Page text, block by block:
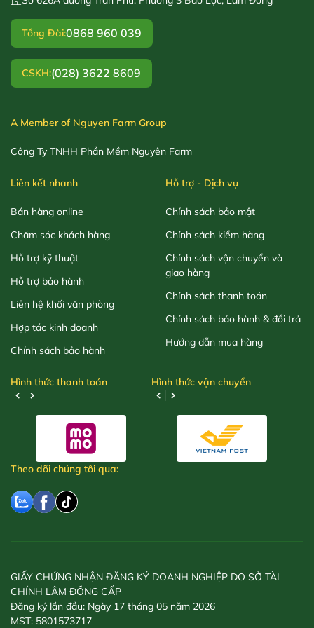
Tổng Đài:0868 960 039
CSKH:(028) 3622 8609
A Member of Nguyen Farm Group
Công Ty TNHH Phần Mềm Nguyên Farm
Liên kết nhanh
Bán hàng online
Chăm sóc khách hàng
Hỗ trợ kỹ thuật
Hỗ trợ bảo hành
Liên hệ khối văn phòng
Hợp tác kinh doanh
Chính sách bảo hành
Hỗ trợ - Dịch vụ
Chính sách bảo mật
Chính sách kiểm hàng
Chính sách vận chuyển và
giao hàng
Chính sách thanh toán
Chính sách bảo hành & đổi trả
Hướng dẫn mua hàng
Hình thức thanh toán Hình thức vận chuyển
Theo dõi chúng tôi qua:
GIẤY CHỨNG NHẬN ĐĂNG KÝ DOANH NGHIỆP DO SỞ TÀI
CHÍNH LÂM ĐỒNG CẤP
Đăng ký lần đầu: Ngày 17 tháng 05 năm 2026
MST: 5801573717